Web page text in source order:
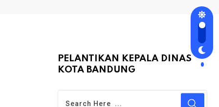
PELANTIKAN KEPALA DINAS
KOTA BANDUNG